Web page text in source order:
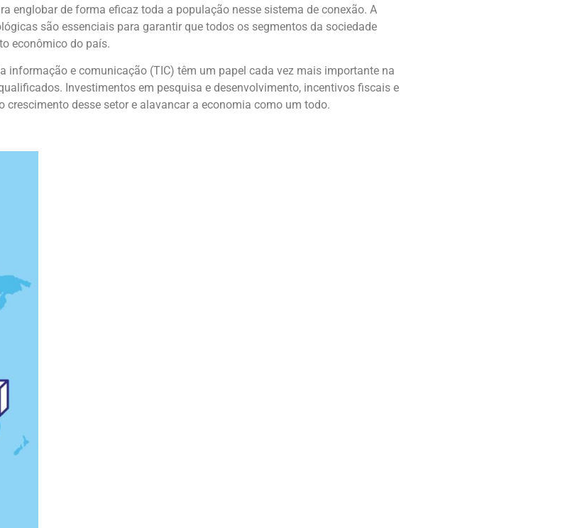
englobar de forma eficaz toda a população nesse sistema de conexão. A
são essenciais para garantir que todos os segmentos da sociedade
econômico do país.
informação e comunicação (TIC) têm um papel cada vez mais importante na
Investimentos em pesquisa e desenvolvimento, incentivos fiscais e
desse setor e alavancar a economia como um todo.